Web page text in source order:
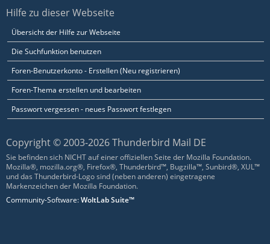
Hilfe zu dieser Webseite
Übersicht der Hilfe zur Webseite
Die Suchfunktion benutzen
Foren-Benutzerkonto - Erstellen (Neu registrieren)
Foren-Thema erstellen und bearbeiten
Passwort vergessen - neues Passwort festlegen
Copyright © 2003-2026 Thunderbird Mail DE
Sie befinden sich NICHT auf einer offiziellen Seite der Mozilla Foundation.
Mozilla®, mozilla.org®, Firefox®, Thunderbird™, Bugzilla™, Sunbird®, XUL™
und das Thunderbird-Logo sind (neben anderen) eingetragene
Markenzeichen der Mozilla Foundation.
Community-Software:WoltLab Suite™